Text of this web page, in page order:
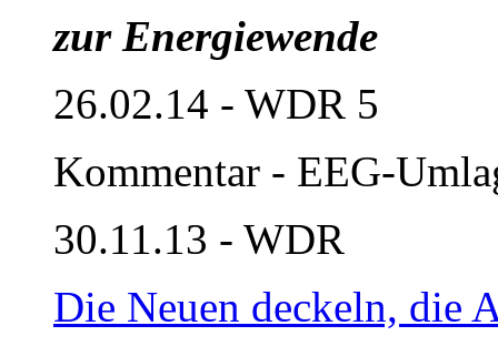
zur Energiewende
26.02.14 - WDR 5
Kommentar - EEG-
30.11.13 - WDR
Die Neuen deckeln, die